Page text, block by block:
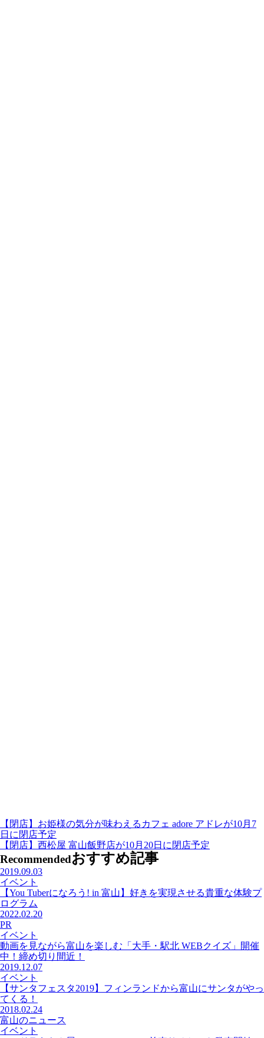
【閉店】お姫様の気分が味わえるカフェ adore アドレが10月7
日に閉店予定
【閉店】西松屋 富山飯野店が10月20日に閉店予定
Recommendedおすすめ記事
2019.09.03
イベント
【You Tuberになろう! in 富山】好きを実現させる貴重な体験プ
ログラム
2022.02.20
PR
イベント
動画を見ながら富山を楽しむ「大手・駅北 WEBクイズ」開催
中！締め切り間近！
2019.12.07
イベント
【サンタフェスタ2019】フィンランドから富山にサンタがやっ
てくる！
2018.02.24
富山のニュース
イベント